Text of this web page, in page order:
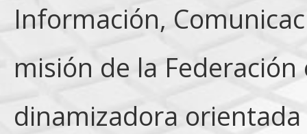
Información,
misión de la
dinamizadora